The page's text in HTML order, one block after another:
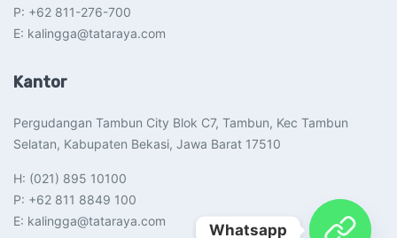
P: +62 811-276-700
E: kalingga@tataraya.com
Kantor
Pergudangan Tambun City Blok C7, Tambun, Kec Tambun
Selatan, Kabupaten Bekasi, Jawa Barat 17510​
H: (021) 895 10100
P: +62 811 8849 100
E: kalingga@tataraya.com
Whatsapp